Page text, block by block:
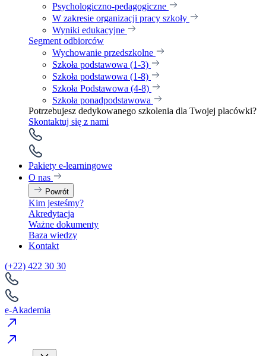
Psychologiczno-pedagogiczne
W zakresie organizacji pracy szkoły
Wyniki edukacyjne
Segment odbiorców
Wychowanie przedszkolne
Szkoła podstawowa (1-3)
Szkoła podstawowa (1-8)
Szkoła Podstawowa (4-8)
Szkoła ponadpodstawowa
Potrzebujesz dedykowanego szkolenia dla Twojej placówki?
Skontaktuj się z nami
Pakiety e-learningowe
O nas
Powrót
Kim jesteśmy?
Akredytacja
Ważne dokumenty
Baza wiedzy
Kontakt
(+22) 422 30 30
e-Akademia